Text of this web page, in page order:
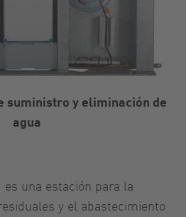
es una estación para la
y el abastecimiento
suministro y eliminación de
agua